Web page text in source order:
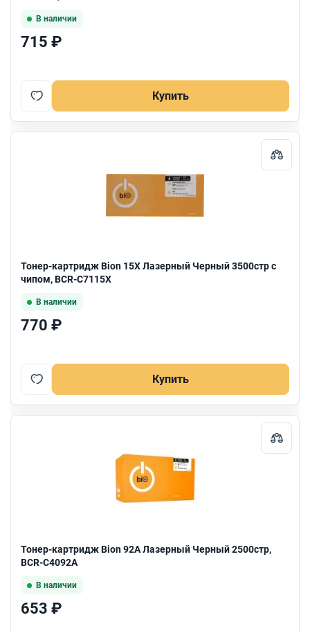
В наличии
715 ₽
Купить
Тонер-картридж Bion 15X Лазерный Черный 3500стр с
чипом, BCR-C7115X
В наличии
770 ₽
Купить
Тонер-картридж Bion 92A Лазерный Черный 2500стр,
BCR-C4092A
В наличии
653 ₽